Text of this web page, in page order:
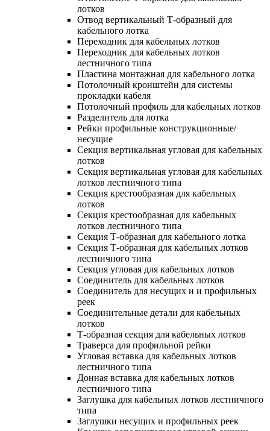
лотков
Отвод вертикальный Т-образный для
кабельного лотка
Переходник для кабельных лотков
Переходник для кабельных лотков
лестничного типа
Пластина монтажная для кабельного лотка
Потолочный кронштейн для системы
прокладки кабеля
Потолочный профиль для кабельных лотков
Разделитель для лотка
Рейки профильные конструкционные/
несущие
Секция вертикальная угловая для кабельных
лотков
Секция вертикальная угловая для кабельных
лотков лестничного типа
Секция крестообразная для кабельных
лотков
Секция крестообразная для кабельных
лотков лестничного типа
Секция Т-образная для кабельного лотка
Секция Т-образная для кабельных лотков
лестничного типа
Секция угловая для кабельных лотков
Соединитель для кабельных лотков
Соединитель для несущих и и профильных
реек
Соединительные детали для кабельных
лотков
Т-образная секция для кабельных лотков
Траверса для профильной рейки
Угловая вставка для кабельных лотков
лестничного типа
Донная вставка для кабельных лотков
лестничного типа
Заглушка для кабельных лотков лестничного
типа
Заглушки несущих и профильных реек